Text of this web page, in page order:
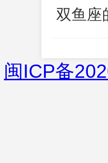
双鱼座
闽ICP备